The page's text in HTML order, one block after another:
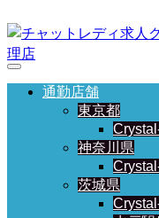
通勤店舗
東京都
神奈川県
茨城県